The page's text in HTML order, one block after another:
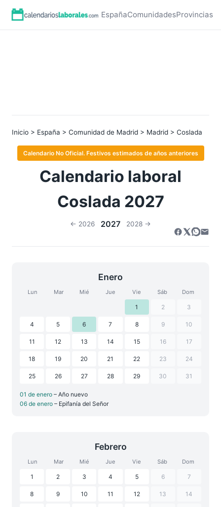
EspañaComunidadesProvincias
Inicio > España > Comunidad de Madrid > Madrid > Coslada
Calendario No Oficial. Festivos estimados de años anteriores
Calendario laboral
Coslada 2027
← 2026 2027 2028 →
Enero
Lun Mar Mié Jue Vie Sáb Dom
1 2 3
4 5 6 7 8 9 10
11 12 13 14 15 16 17
18 19 20 21 22 23 24
25 26 27 28 29 30 31
01 de enero – Año nuevo
06 de enero – Epifanía del Señor
Febrero
Lun Mar Mié Jue Vie Sáb Dom
1 2 3 4 5 6 7
8 9 10 11 12 13 14